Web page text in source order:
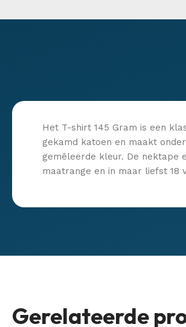
Het T-shirt 145 Gram is een
gekamd katoen en maakt
gemêleerde kleur. De nektape
maatrange en in maar liefst 18
Gerelateerde